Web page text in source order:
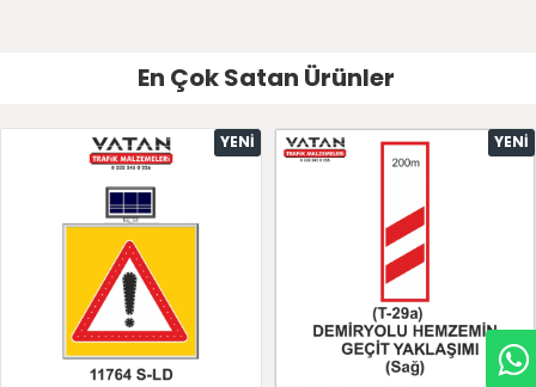
En Çok Satan Ürünler
YENI YENI